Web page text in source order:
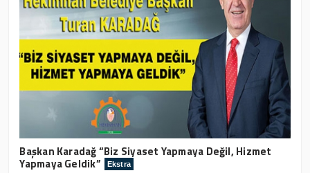
Başkan Karadağ “Biz Siyaset Yapmaya Değil, Hizmet
Yapmaya Geldik” Ekstra